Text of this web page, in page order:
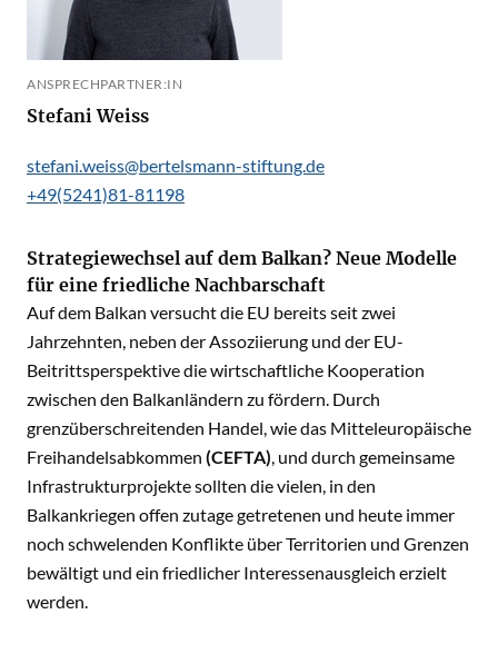
ANSPRECHPARTNER:IN
Stefani Weiss
stefani.weiss@bertelsmann-stiftung.de
+49(5241)81-81198
Strategiewechsel auf dem Balkan? Neue Modelle
für eine friedliche Nachbarschaft
Auf dem Balkan versucht die EU bereits seit zwei
Jahrzehnten, neben der Assoziierung und der EU-
Beitrittsperspektive die wirtschaftliche Kooperation
zwischen den Balkanländern zu fördern. Durch
grenzüberschreitenden Handel, wie das Mitteleuropäische
Freihandelsabkommen (CEFTA), und durch gemeinsame
Infrastrukturprojekte sollten die vielen, in den
Balkankriegen offen zutage getretenen und heute immer
noch schwelenden Konflikte über Territorien und Grenzen
bewältigt und ein friedlicher Interessenausgleich erzielt
werden.